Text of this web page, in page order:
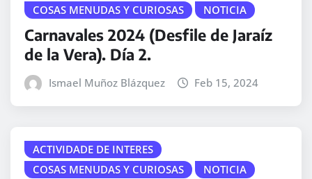
COSAS MENUDAS Y CURIOSAS
NOTICIA
Carnavales 2024 (Desfile de Jaraíz
de la Vera). Día 2.
Ismael Muñoz Blázquez Feb 15, 2024
ACTIVIDADE DE INTERES
COSAS MENUDAS Y CURIOSAS
NOTICIA